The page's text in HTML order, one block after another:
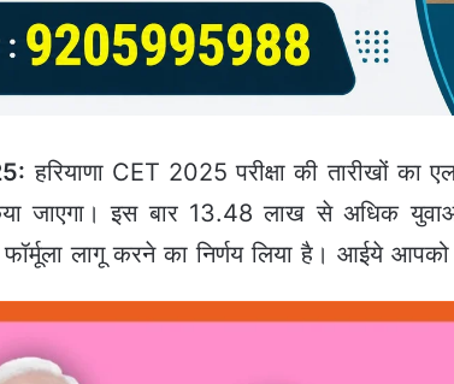
हरियाणा CET 2025 परीक्षा की तारीखों
जाएगा। इस बार 13.48 लाख से अधिक
लागू करने का निर्णय लिया है। आईये आपको